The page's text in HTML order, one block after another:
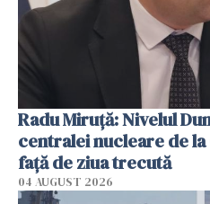
Radu Miruţă: Nivelul
centralei nucleare de
faţă de ziua trecută
04 AUGUST 2026